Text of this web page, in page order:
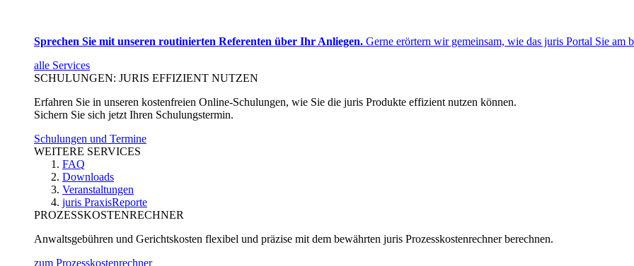
Sprechen Sie mit unseren routinierten Referenten über Ihr Anliegen. Gerne erörtern wir gemeinsam, wie das juris Portal Sie am
alle Services
SCHULUNGEN: JURIS EFFIZIENT NUTZEN
Erfahren Sie in unseren kostenfreien Online-Schulungen, wie Sie die juris Produkte effizient nutzen können.
Sichern Sie sich jetzt Ihren Schulungstermin.
Schulungen und Termine
WEITERE SERVICES
FAQ
Downloads
Veranstaltungen
juris PraxisReporte
PROZESSKOSTENRECHNER
Anwaltsgebühren und Gerichtskosten flexibel und präzise mit dem bewährten juris Prozesskostenrechner berechnen.
zum Prozesskostenrechner